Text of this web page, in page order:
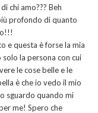
chi amo??? Beh
profondo di quanto
e questa è forse la mia
la persona con cui
le cose belle e le
è che io vedo il mio
sguardo quando mi
me! Spero che